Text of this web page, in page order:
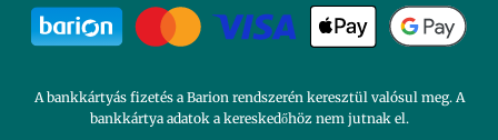
A bankkártyás fizetés a Barion rendszerén keresztül valósul meg. A
bankkártya adatok a kereskedőhöz nem jutnak el.